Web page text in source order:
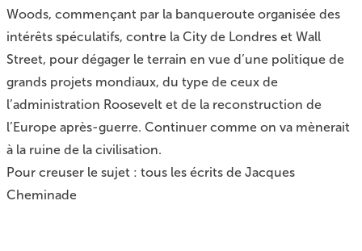
Woods, commençant par la banqueroute organisée des
intérêts spéculatifs, contre la City de Londres et Wall
Street, pour dégager le terrain en vue d’une politique de
grands projets mondiaux, du type de ceux de
l’administration Roosevelt et de la reconstruction de
l’Europe après-guerre. Continuer comme on va mènerait
à la ruine de la civilisation.
Pour creuser le sujet : tous les écrits de Jacques
Cheminade